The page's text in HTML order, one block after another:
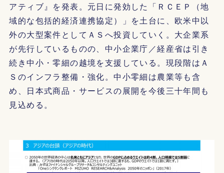
アティブ』を発表。元日に発効した「ＲＣＥＰ（地
域的な包括的経済連携協定）」を土台に、欧米中以
外の大型案件としてＡＳへ投資していく。大企業系
が先行しているものの、中小企業庁／経産省は引き
続き中小・零細の越境を支援している。現段階はＡ
Ｓのインフラ整備・強化。中小零細は農業等も含
め、日本式商品・サービスの展開を今後三十年間も
見込める。